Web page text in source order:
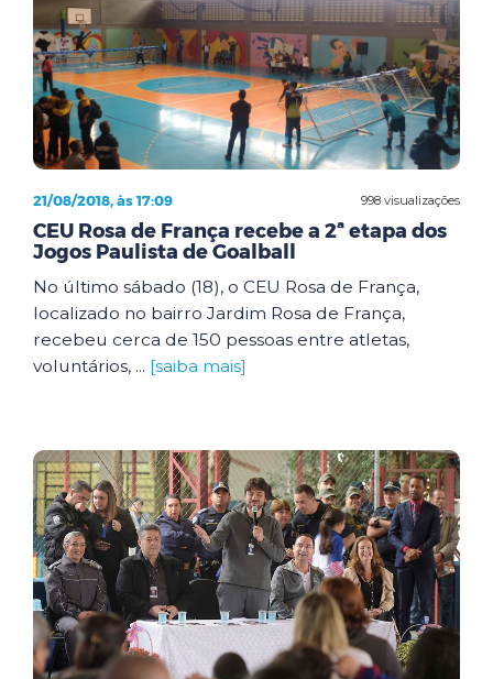
998 visualizações
21/08/2018, às 17:09
CEU Rosa de França recebe a 2ª etapa dos
Jogos Paulista de Goalball
No último sábado (18), o CEU Rosa de França,
localizado no bairro Jardim Rosa de França,
recebeu cerca de 150 pessoas entre atletas,
voluntários, ... [saiba mais]